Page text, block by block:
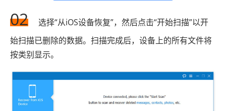
02
选择“从iOS设备恢复”，然后点击“开始扫描”以开
始扫描已删除的数据。扫描完成后，设备上的所有文件将
按类别显示。